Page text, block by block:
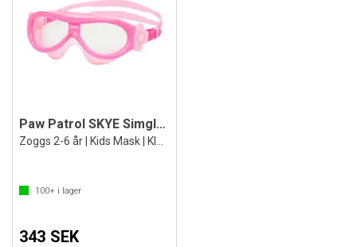
Paw Patrol SKYE Simglasögon
100+ i lager
343 SEK